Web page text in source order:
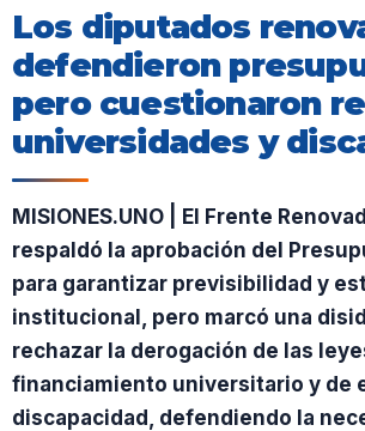
Los diputados
defendieron
pero cuestionaron
universidades y
MISIONES.UNO | El Frente
respaldó la aprobación del
para garantizar previsibilidad y
institucional, pero marcó una
rechazar la derogación de las
financiamiento universitario y de
discapacidad, defendiendo la